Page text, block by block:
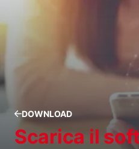
DOWNLOAD
Scarica il